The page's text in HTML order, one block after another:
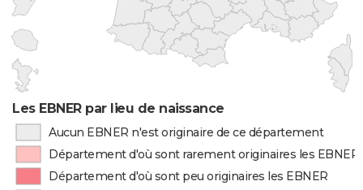
Les EBNER par lieu de naissance
Aucun EBNER n'est originaire de ce département
Département d'où sont rarement originaires les EBNER
Département d'où sont peu originaires les EBNER